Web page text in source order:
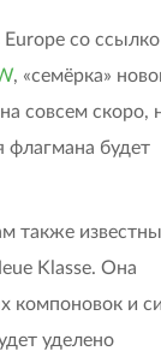
со
, «семёрка»
совсем скоро,
флагмана будет
также
Klasse. Она
компоновок и
уделено